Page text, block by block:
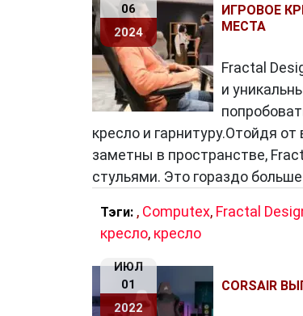
06
2024
ИГРОВОЕ
МЕСТА
Fractal
и
кресло и гарнитуру.Отойдя
заметны в пространстве,
стульями. Это гораздо
Тэги: , Computex, Fractal
кресло, кресло
ИЮЛ
01
2022
CORSAIR